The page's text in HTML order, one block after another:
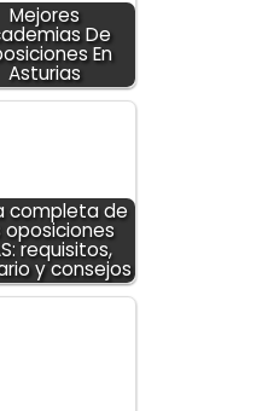
Mejores
De
En
Asturias
completa de
oposiciones
requisitos,
y consejos